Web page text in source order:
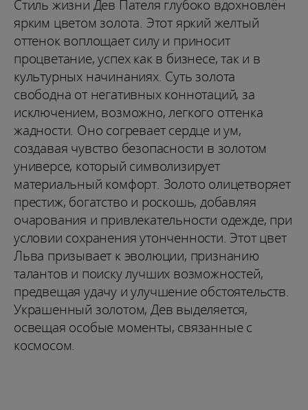
Стиль жизни Дев Пателя глубоко вдохновлён
ярким цветом золота. Этот яркий желтый
оттенок воплощает силу и приносит
процветание, успех как в бизнесе, так и в
культурных начинаниях. Суть золота
свободна от негативных коннотаций, за
исключением, возможно, легкого оттенка
жадности. Оно согревает сердце и ум,
создавая чувство безопасности в золотом
универсе, который символизирует
материальный комфорт. Золото олицетворяет
престиж, богатство и роскошь, добавляя
очарования и привлекательности одежде, при
условии сохранения утонченности. Этот цвет
Льва призывает к эволюции, признанию
талантов и поиску лучших возможностей,
предвещая удачу и улучшение обстоятельств.
Украшенный золотом, Дев выделяется,
освещая особые моменты, связанные с
космосом.